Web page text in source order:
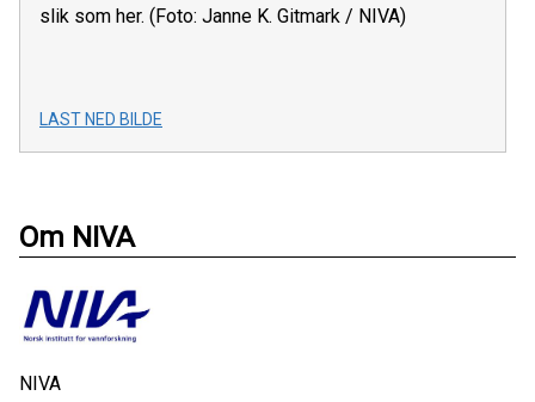
slik som her. (Foto: Janne K. Gitmark / NIVA)
LAST NED BILDE
Om NIVA
NIVA